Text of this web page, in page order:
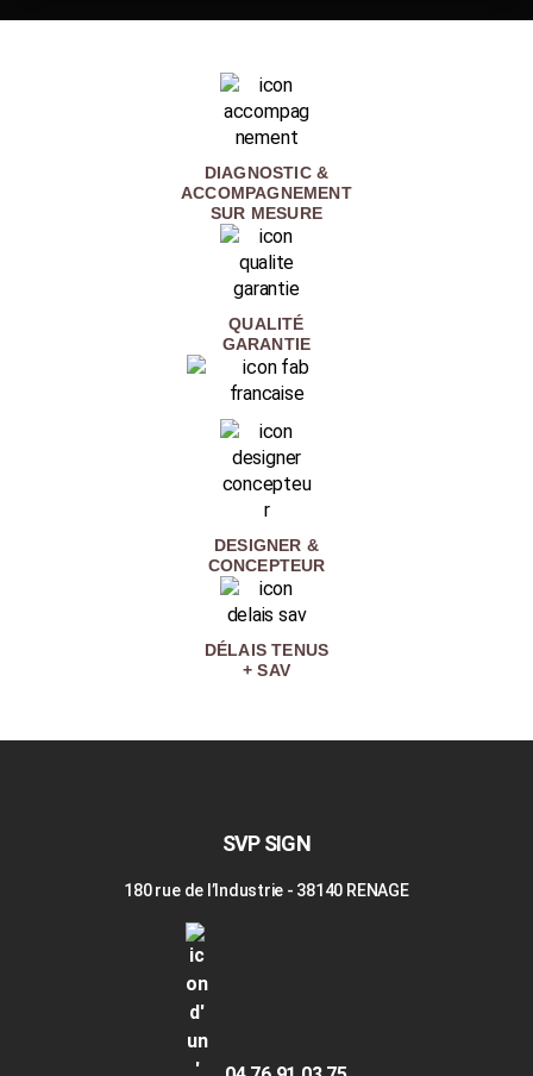
DIAGNOSTIC &
ACCOMPAGNEMENT
SUR MESURE
QUALITÉ
GARANTIE
DESIGNER &
CONCEPTEUR
DÉLAIS TENUS
+ SAV
SVP SIGN
180 rue de l’Industrie - 38140 RENAGE